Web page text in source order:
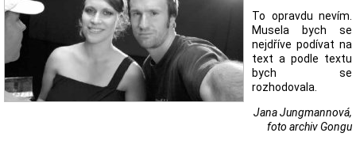
To opravdu nevím.
Musela bych se
nejdříve podívat na
text a podle textu
bych se
rozhodovala.
Jana Jungmannová,
foto archiv Gongu